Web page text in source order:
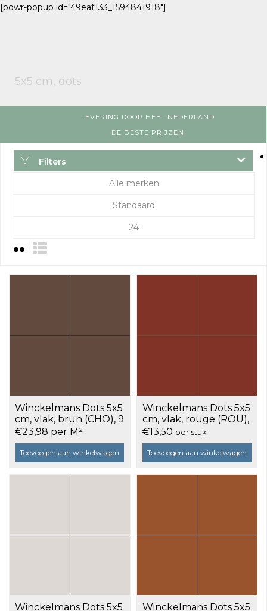
[powr-popup id="49eaf133_1594841918"]
5x5 cm, dots
LEVERING DOOR HEEL NEDERLAND
DE BESTE PRIJZEN
Filters
Alle merken
Standaard
24
Winckelmans Dots 5x5
cm, vlak, brun (CHO), 9
mm dik, doos a 25
stuks
€23,98 per M²
Toevoegen aan winkelwagen
Winckelmans Dots 5x5
cm, vlak, rouge (ROU),
9 mm dik, doos a 25
stuks
€13,50 per stuk
Toevoegen aan winkelwagen
Winckelmans Dots 5x5
Winckelmans Dots 5x5